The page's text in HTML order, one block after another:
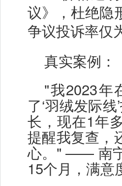
议》，杜绝隐
争议投诉率仅
真实案例：
"我2023年
了‘羽绒发际
长，现在1年
提醒我复查，
心。" —— 南
15个月，满意